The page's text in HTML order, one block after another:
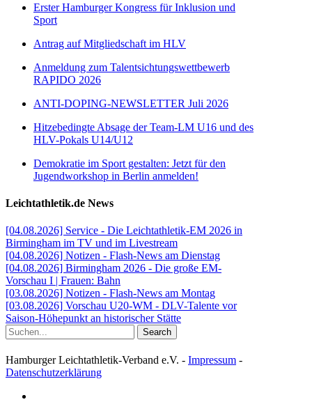
Erster Hamburger Kongress für Inklusion und
Sport
Antrag auf Mitgliedschaft im HLV
Anmeldung zum Talentsichtungswettbewerb
RAPIDO 2026
ANTI-DOPING-NEWSLETTER Juli 2026
Hitzebedingte Absage der Team-LM U16 und des
HLV-Pokals U14/U12
Demokratie im Sport gestalten: Jetzt für den
Jugendworkshop in Berlin anmelden!
Leichtathletik.de News
[04.08.2026] Service - Die Leichtathletik-EM 2026 in
Birmingham im TV und im Livestream
[04.08.2026] Notizen - Flash-News am Dienstag
[04.08.2026] Birmingham 2026 - Die große EM-
Vorschau I | Frauen: Bahn
[03.08.2026] Notizen - Flash-News am Montag
[03.08.2026] Vorschau U20-WM - DLV-Talente vor
Saison-Höhepunkt an historischer Stätte
Search
Hamburger Leichtathletik-Verband e.V. - Impressum -
Datenschutzerklärung